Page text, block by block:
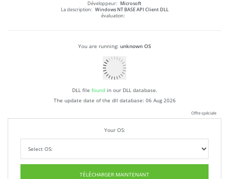
Développeur: Microsoft
La description: Windows NT BASE API Client DLL
évaluation:
You are running: unknown OS
DLL file foundin our DLL database.
The update date of the dll database: 06 Aug 2026
Offre spéciale
Your OS:
TÉLÉCHARGER MAINTENANT